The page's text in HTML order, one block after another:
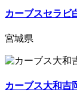
カーブスセラビ
宮城県
カーブス大和吉